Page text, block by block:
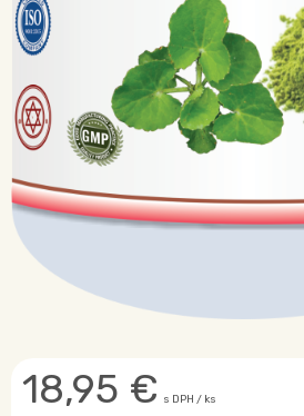
18,95 € s DPH / ks